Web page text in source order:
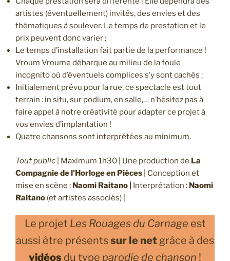
artistes (éventuellement) invités, des envies et des
thématiques à soulever. Le temps de prestation et le
prix peuvent donc varier ;
Le temps d’installation fait partie de la performance !
Vroum Vroume débarque au milieu de la foule
incognito où d’éventuels complices s’y sont cachés ;
Initialement prévu pour la rue, ce spectacle est tout
terrain : in situ, sur podium, en salle,… n’hésitez pas à
faire appel à notre créativité pour adapter ce projet à
vos envies d’implantation !
Quatre chansons sont interprétées au minimum.
Tout public | Maximum 1h30 | Une production de La
Compagnie de l’Horloge en Pièces | Conception et
mise en scène : Naomi Raitano | Interprétation : Naomi
Raitano (et artistes associés) |
Le projet Les Rouages du Carnage est
aussi être présentssur le net grâce à des
vidéos du type parodie de chanson !